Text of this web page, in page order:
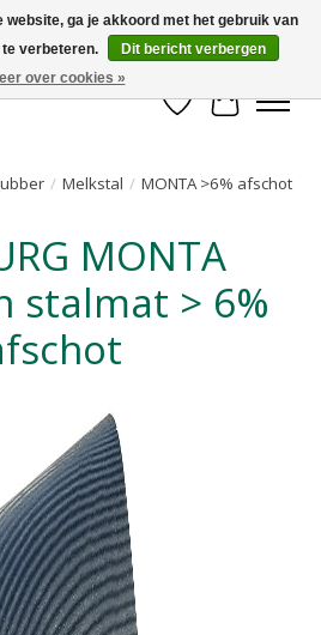
en het opruwen van betonvloeren!
Verlanglijst
/ Melkstal / MONTA >6% afschot
stalmat > 6%
website, ga je akkoord met het gebruik van
verbeteren.
Dit bericht verbergen
over cookies »